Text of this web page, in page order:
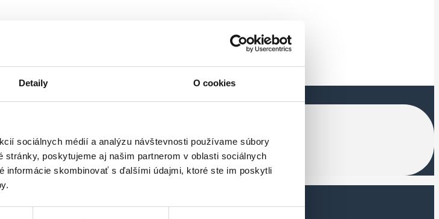
Detaily O cookies
sociálnych médií a analýzu návštevnosti používame súbory
poskytujeme aj našim partnerom v oblasti sociálnych
informácie skombinovať s ďalšími údajmi, ktoré ste im poskytli
odber noviniek
Potom sa prihlás na odber noviniek a nezmeškajte žiadnu príležitosť.
id=1]
a s ohľadom na životné prostredie.